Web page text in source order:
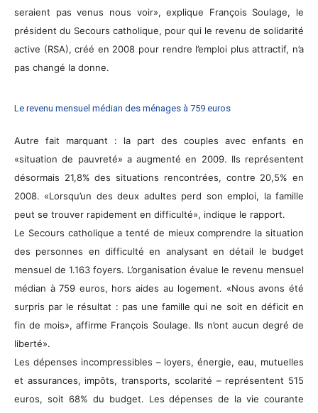
seraient pas venus nous voir», explique François Soulage, le
président du Secours catholique, pour qui le revenu de solidarité
active (RSA), créé en 2008 pour rendre l’emploi plus attractif, n’a
pas changé la donne.
Le revenu mensuel médian des ménages à 759 euros
Autre fait marquant : la part des couples avec enfants en
«situation de pauvreté» a augmenté en 2009. Ils représentent
désormais 21,8% des situations rencontrées, contre 20,5% en
2008. «Lorsqu’un des deux adultes perd son emploi, la famille
peut se trouver rapidement en difficulté», indique le rapport.
Le Secours catholique a tenté de mieux comprendre la situation
des personnes en difficulté en analysant en détail le budget
mensuel de 1.163 foyers. L’organisation évalue le revenu mensuel
médian à 759 euros, hors aides au logement. «Nous avons été
surpris par le résultat : pas une famille qui ne soit en déficit en
fin de mois», affirme François Soulage. Ils n’ont aucun degré de
liberté».
Les dépenses incompressibles – loyers, énergie, eau, mutuelles
et assurances, impôts, transports, scolarité – représentent 515
euros, soit 68% du budget. Les dépenses de la vie courante